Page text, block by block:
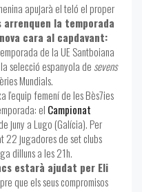
apujarà el teló el proper
arrenquen la temporada
cara al capdavant:
de la UE Santboiana
selecció espanyola de sevens
Mundials.
l'equip femení de les Bès7ies
el Campionat
juny a Lugo (Galícia). Per
22 jugadores de set clubs
dilluns a les 21h.
estarà ajudat per Eli
que els seus compromisos